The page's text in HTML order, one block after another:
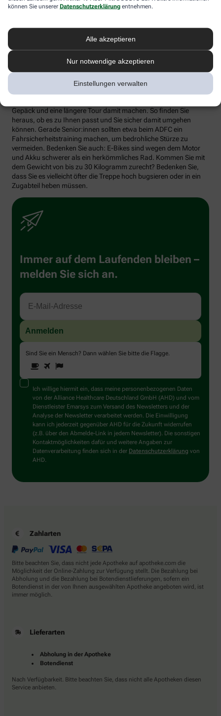
können Sie unserer Datenschutzerklärung entnehmen.
Alle akzeptieren
Nur notwendige akzeptieren
Einstellungen verwalten
Die wichtige Testfahrt
Gepäck und eine längere Tour damit machen. So finden Sie
heraus, ob es zu Ihnen passt und Sie sicher damit umgehen
können. Gerade Senior:innen sollten etwa beim ADFC ein
Fahrsicherheitstraining machen, um bedrohliche Stürze zu
vermeiden. Bedenken Sie auch: E-Bikes sind wegen dem Motor
und Akku schwerer als ein herkömmliches Rad. Kommen Sie mit
dem Gewicht von bis zu 30 Kilogramm zurecht? Bedenken Sie,
dass Sie es vielleicht öfter die Treppe hoch bugsieren oder in ein
Zugabteil heben müssen.
Immer auf dem Laufenden bleiben –
melden Sie sich an.
Sind Sie ein Mensch? Dann wählen Sie bitte die Flagge.
Sind
Sie
ein
Mensch?
Dann
wählen
Sie
bitte
die
Flagge.
1 2
Ich willige hiermit ein, dass meine personenbezogenen Daten
von der Alliance Healthcare Deutschland GmbH (AHD) und vom
Dienstleister Emarsys zum Versand des Newsletters und der
Analyse der Newsletter verarbeitet werden. Die Einwilligung
kann ich jederzeit gegenüber AHD für die Zukunft widerrufen
(z.B. über den Abmelde-Link in jedem Newsletter). Die sonstigen
Kontaktmöglichkeiten dafür und weitere Angaben zur
Datenverarbeitung finden sich in der Datenschutzerklärung von
AHD.
Zahlarten
Bitte beachten Sie, dass nicht jede Apotheke auf apotheke.com die
Möglichkeit der Online-Zahlung zur Verfügung stellt. Die Bezahlung bei
Abholung und die Bezahlung bei Botendienstlieferungen, sofern ein
Botendienst in der von Ihnen ausgewählten Apotheke angeboten wird, ist
immer möglich.
Lieferarten
Abholung in der Apotheke
Botendienst
Nach Verfügbarkeit. Bitte beachten Sie, dass nicht alle Apotheken diesen
Service anbieten.